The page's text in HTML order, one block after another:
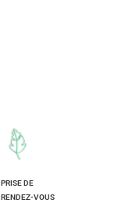
PRISE DE
RENDEZ-VOUS